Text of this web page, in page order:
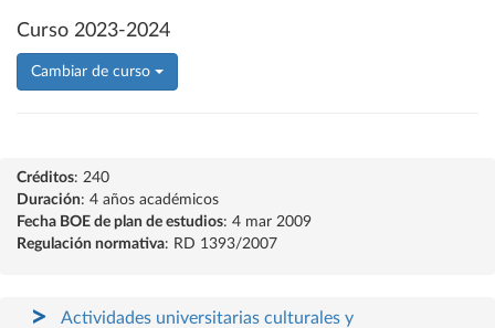
Curso 2023-2024
Cambiar de curso
Créditos: 240
Duración: 4 años académicos
Fecha BOE de plan de estudios: 4 mar 2009
Regulación normativa: RD 1393/2007
Actividades universitarias culturales y